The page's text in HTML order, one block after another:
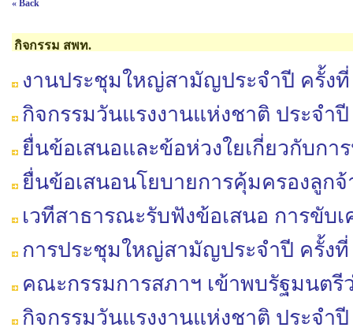
« Back
กิจกรรม สพท.
งานประชุมใหญ่สามัญประจำปี ครั้งที่
กิจกรรมวันแรงงานแห่งชาติ ประจำปี
ยื่นข้อเสนอและข้อห่วงใยเกี่ยวกับก
ยื่นข้อเสนอนโยบายการคุ้มครองลูก
เวทีสาธารณะรับฟังข้อเสนอ การขับ
การประชุมใหญ่สามัญประจำปี ครั้งที่
คณะกรรมการสภาฯ เข้าพบรัฐมนตรี
กิจกรรมวันแรงงานแห่งชาติ ประจำปี